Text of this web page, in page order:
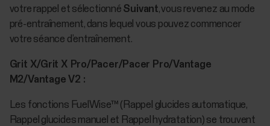
votre rappel et sélectionné Suivant, vous revenez au mode
pré-entraînement, dans lequel vous pouvez commencer
votre séance d’entraînement.
Grit X/Grit X Pro/Pacer/Pacer Pro/Vantage
M2/Vantage V2 :
Les fonctions FuelWise™ (Rappel glucides automatique,
Rappel glucides manuel et Rappel hydratation) se trouvent